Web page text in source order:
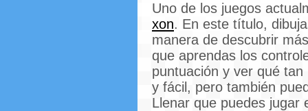
Uno de los juegos
xon. En este título,
manera de descubrir
que aprendas los
puntuación y ver qué
y fácil, pero también
Llenar que puedes